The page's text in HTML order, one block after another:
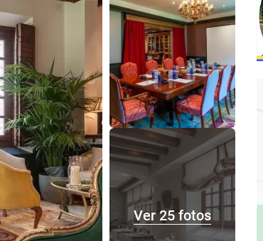
Ver 25 fotos